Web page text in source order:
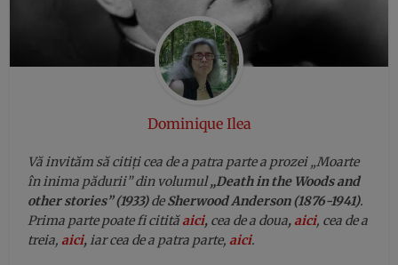
Dominique Ilea
Vă invităm să citiți cea de a patra parte a prozei „Moarte
în inima pădurii” din volumul„Death in the Woods and
other stories” (1933)deSherwood Anderson (1876-1941).
Prima parte poate fi citităaici, cea de a doua,aici, cea de a
treia,aici,iar cea de a patra parte, aici.